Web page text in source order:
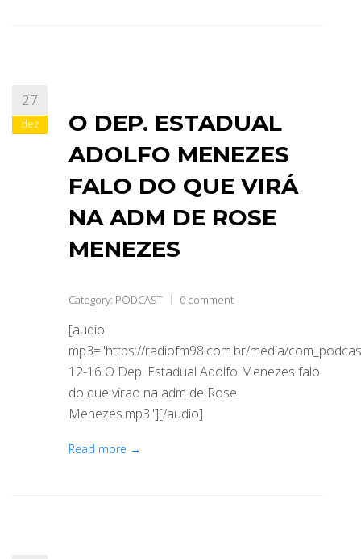
27
dez
O DEP. ESTADUAL
ADOLFO MENEZES
FALO DO QUE VIRÁ
NA ADM DE ROSE
MENEZES
Category: PODCAST 0 comment
[audio
mp3="https://radiofm98.com.br/media/
12-16 O Dep. Estadual Adolfo Menezes falo
do que virao na adm de Rose
Menezes.mp3"][/audio]
Read more →